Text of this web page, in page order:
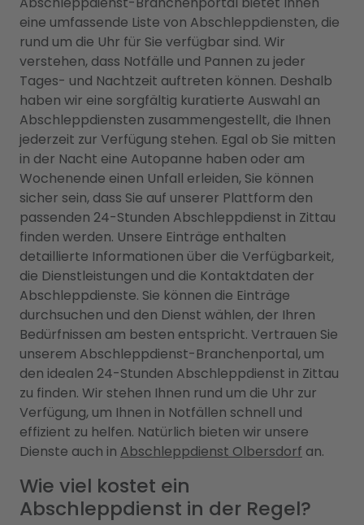
eine umfassende Liste von Abschleppdiensten, die
rund um die Uhr für Sie verfügbar sind. Wir
verstehen, dass Notfälle und Pannen zu jeder
Tages- und Nachtzeit auftreten können. Deshalb
haben wir eine sorgfältig kuratierte Auswahl an
Abschleppdiensten zusammengestellt, die Ihnen
jederzeit zur Verfügung stehen. Egal ob Sie mitten
in der Nacht eine Autopanne haben oder am
Wochenende einen Unfall erleiden, Sie können
sicher sein, dass Sie auf unserer Plattform den
passenden 24-Stunden Abschleppdienst in Zittau
finden werden. Unsere Einträge enthalten
detaillierte Informationen über die Verfügbarkeit,
die Dienstleistungen und die Kontaktdaten der
Abschleppdienste. Sie können die Einträge
durchsuchen und den Dienst wählen, der Ihren
Bedürfnissen am besten entspricht. Vertrauen Sie
unserem Abschleppdienst-Branchenportal, um
den idealen 24-Stunden Abschleppdienst in Zittau
zu finden. Wir stehen Ihnen rund um die Uhr zur
Verfügung, um Ihnen in Notfällen schnell und
effizient zu helfen. Natürlich bieten wir unsere
Dienste auch in Abschleppdienst Olbersdorf an.
Wie viel kostet ein
Abschleppdienst in der Regel?